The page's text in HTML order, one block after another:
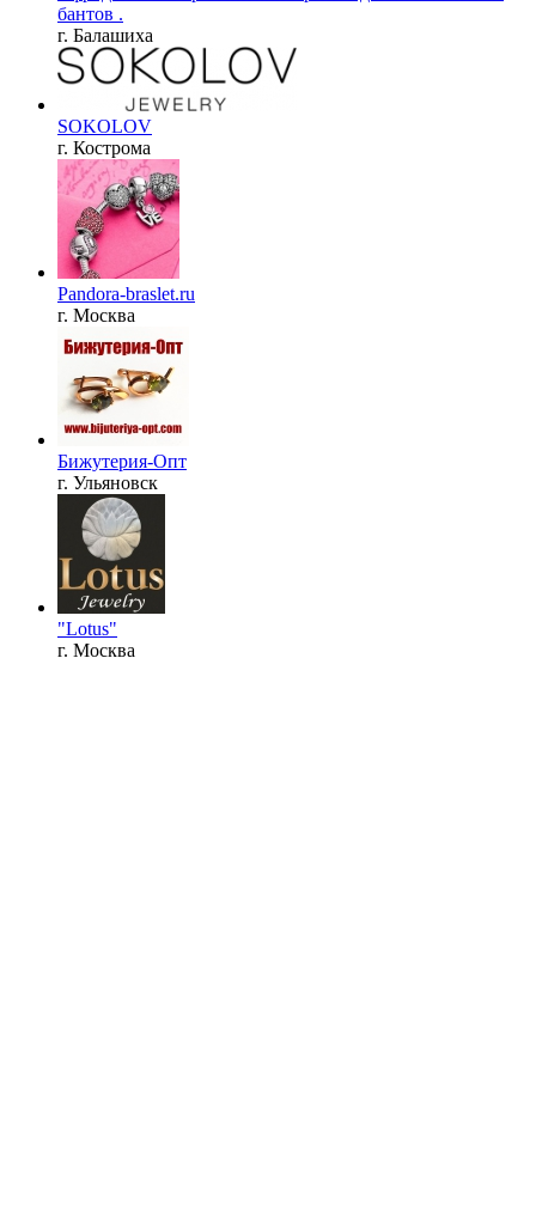
бантов .
г. Балашиха
SOKOLOV
г. Кострома
Pandora-braslet.ru
г. Москва
Бижутерия-Опт
г. Ульяновск
"Lotus"
г. Москва